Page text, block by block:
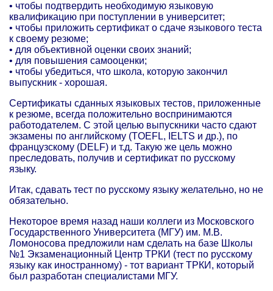
• чтобы подтвердить необходимую языковую
квалификацию при поступлении в университет;
• чтобы приложить сертификат о сдаче языкового теста
к своему резюме;
• для объективной оценки своих знаний;
• для повышения самооценки;
• чтобы убедиться, что школа, которую закончил
выпускник - хорошая.
Сертификаты сданных языковых тестов, приложенные
к резюме, всегда положительно воспринимаются
работодателем. С этой целью выпускники часто сдают
экзамены по английскому (TOEFL, IELTS и др.), по
французскому (DELF) и т.д. Такую же цель можно
преследовать, получив и сертификат по русскому
языку.
Итак, сдавать тест по русскому языку желательно, но не
обязательно.
Некоторое время назад наши коллеги из Московского
Государственного Университета (МГУ) им. М.В.
Ломоносова предложили нам сделать на базе Школы
№1 Экзаменационный Центр ТРКИ (тест по русскому
языку как иностранному) - тот вариант ТРКИ, который
был разработан специалистами МГУ.